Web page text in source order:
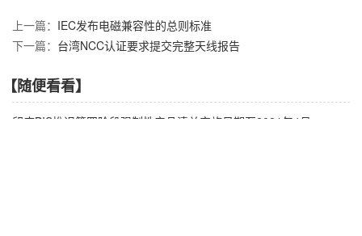
上一篇： IEC发布电磁兼容性的总则标准
下一篇： 台湾NCC认证要求提交完整天线报告
【随便看看】
印度BIS推迟第四阶段强制性产品清单实施日期至2021年4月